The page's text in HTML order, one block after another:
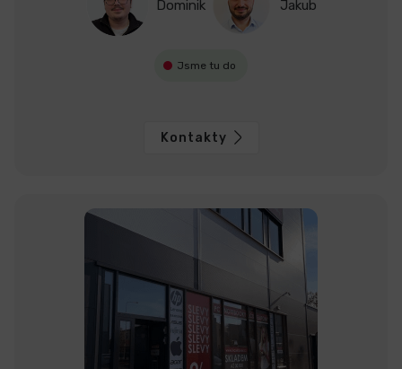
Dominik Jakub
Jsme tu do
Kontakty